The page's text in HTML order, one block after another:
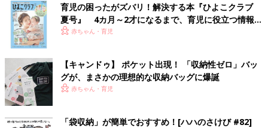
育児の困ったがズバリ！解決する本『ひよこクラブ
夏号』 4カ月～2才になるまで、育児に役立つ情報が
いっぱい！
赤ちゃん・育児
【キャンドゥ】 ポケット出現！ 「収納性ゼロ」バッ
グが、まさかの理想的な収納バッグに爆誕
赤ちゃん・育児
「袋収納」が簡単でおすすめ！[ハハのさけび #82]